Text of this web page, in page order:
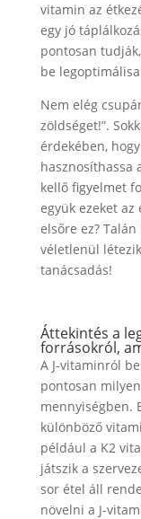
vitamin az
egy jó
pontosan
be
Nem elég
zöldséget!”.
érdekében,
hasznosíthassa
kellő figyelmet
együk ezeket
elsőre ez?
véletlenül
tanácsadás!
Áttekintés a
forrásokról,
A J-vitaminról
pontosan
mennyiségben.
különböző
például a K2
játszik a
sor étel áll
növelni a J-